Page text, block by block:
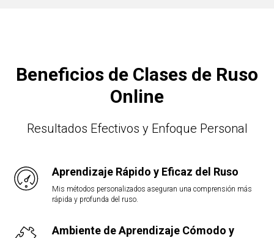
Beneficios de Clases de Ruso
Online
Resultados Efectivos y Enfoque Personal
Aprendizaje Rápido y Eficaz del Ruso
Mis métodos personalizados aseguran una comprensión más
rápida y profunda del ruso.
Ambiente de Aprendizaje Cómodo y